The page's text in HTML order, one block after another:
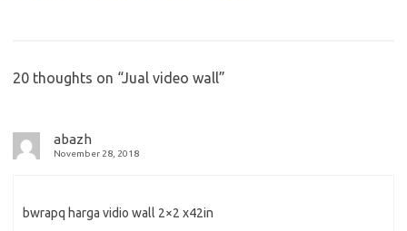
20 thoughts on “Jual video wall”
abazh
November 28, 2018
bwrapq harga vidio wall 2×2 x42in